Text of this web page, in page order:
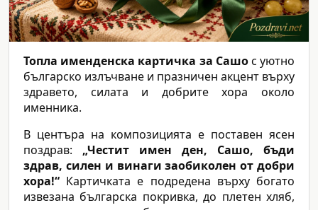
Топла именденска картичка за Сашос уютно
българско излъчване и празничен акцент върху
здравето, силата и добрите хора около
именника.
В центъра на композицията е поставен ясен
поздрав: „Честит имен ден, Сашо, бъди
здрав, силен и винаги заобиколен от добри
хора!“ Картичката е подредена върху богато
извезана българска покривка, до плетен хляб,